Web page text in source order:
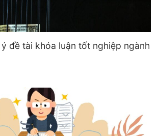
đề tài khóa luận tốt nghiệp ngành